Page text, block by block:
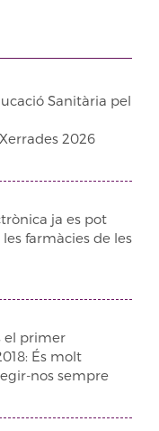
Sanitària pel
2026
ja es pot
farmàcies de les
el primer
És molt
nos sempre